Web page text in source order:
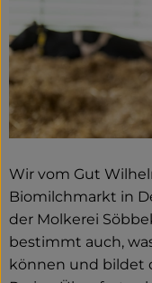
Wir vom Gut
Biomilchmarkt in
der Molkerei
bestimmt auch,
können und bildet